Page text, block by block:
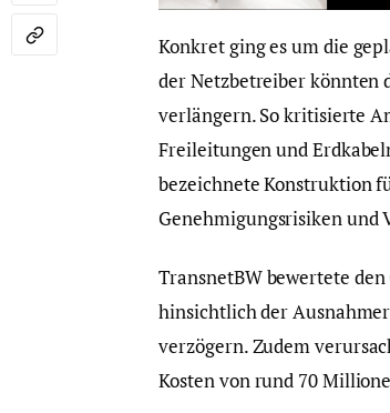
Konkret ging es um die
der Netzbetreiber könnten
verlängern. So kritisierte
Freileitungen und
bezeichnete Konstruktion
Genehmigungsrisiken und
TransnetBW bewertete
hinsichtlich der
verzögern. Zudem
Kosten von rund 70